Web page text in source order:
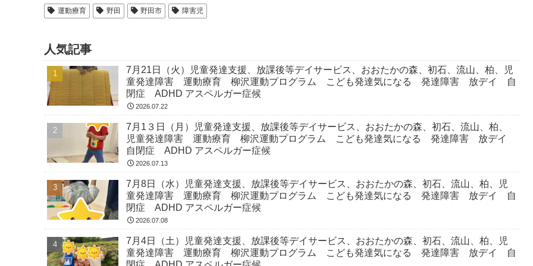
運動療育 野田 野田市 障害児
人気記事
7月21日（火）児童発達支援、放課後等デイサービス、おおたかの森、初石、流山、柏、児
童発達障害 運動療育 柳沢運動プログラム こども発達気になる 発達障害 放デイ 自
閉症 ADHD アスペルガー症候
2026.07.22
7月1３日（月）児童発達支援、放課後等デイサービス、おおたかの森、初石、流山、柏、
児童発達障害 運動療育 柳沢運動プログラム こども発達気になる 発達障害 放デイ
自閉症 ADHD アスペルガー症候
2026.07.13
7月8日（水）児童発達支援、放課後等デイサービス、おおたかの森、初石、流山、柏、児
童発達障害 運動療育 柳沢運動プログラム こども発達気になる 発達障害 放デイ 自
閉症 ADHD アスペルガー症候
2026.07.08
7月4日（土）児童発達支援、放課後等デイサービス、おおたかの森、初石、流山、柏、児
童発達障害 運動療育 柳沢運動プログラム こども発達気になる 発達障害 放デイ 自